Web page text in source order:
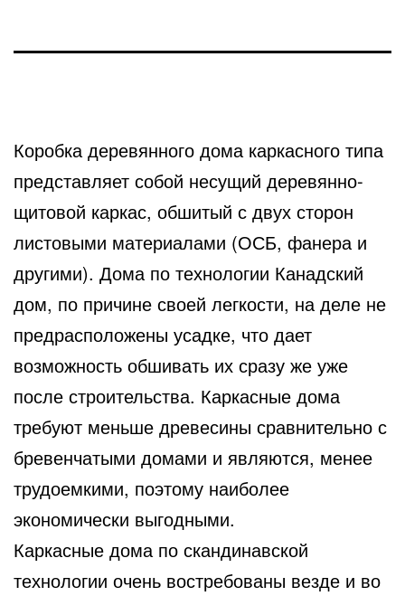
Коробка деревянного дома каркасного типа
представляет собой несущий деревянно-
щитовой каркас, обшитый с двух сторон
листовыми материалами (ОСБ, фанера и
другими). Дома по технологии Канадский
дом, по причине своей легкости, на деле не
предрасположены усадке, что дает
возможность обшивать их сразу же уже
после строительства. Каркасные дома
требуют меньше древесины сравнительно с
бревенчатыми домами и являются, менее
трудоемкими, поэтому наиболее
экономически выгодными.
Каркасные дома по скандинавской
технологии очень востребованы везде и во